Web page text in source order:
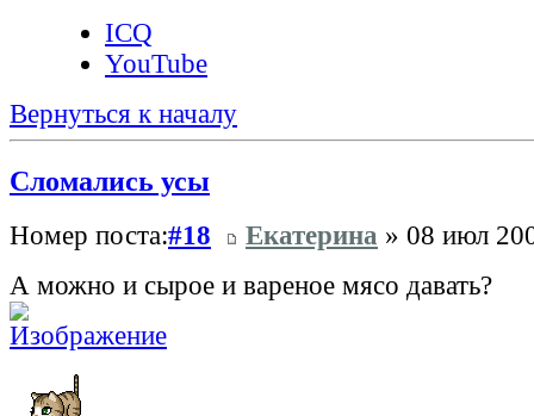
ICQ
YouTube
Вернуться к началу
Сломались усы
Номер поста:#18 Екатерина » 08 июл
А можно и сырое и вареное мясо давать?